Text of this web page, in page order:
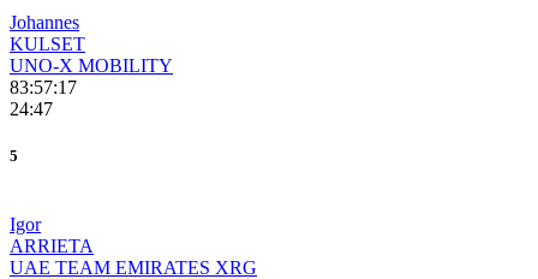
Johannes
KULSET
UNO-X MOBILITY
83:57:17
24:47
5
Igor
ARRIETA
UAE TEAM EMIRATES XRG